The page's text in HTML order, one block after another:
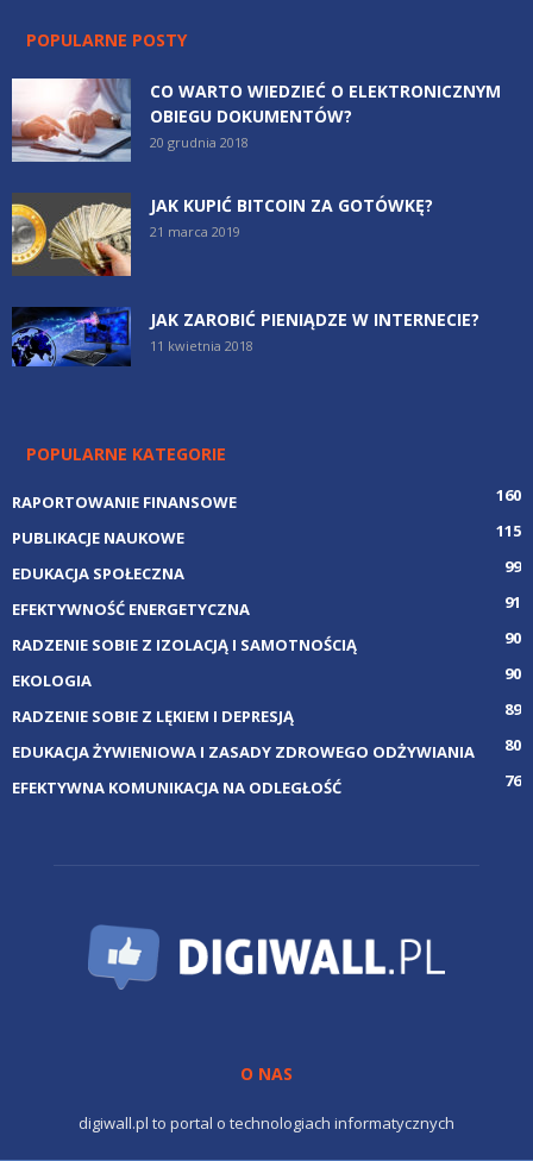
POPULARNE POSTY
CO WARTO WIEDZIEĆ O ELEKTRONICZNYM
OBIEGU DOKUMENTÓW?
20 grudnia 2018
JAK KUPIĆ BITCOIN ZA GOTÓWKĘ?
21 marca 2019
JAK ZAROBIĆ PIENIĄDZE W INTERNECIE?
11 kwietnia 2018
POPULARNE KATEGORIE
RAPORTOWANIE FINANSOWE
160
PUBLIKACJE NAUKOWE
115
EDUKACJA SPOŁECZNA
99
EFEKTYWNOŚĆ ENERGETYCZNA
91
RADZENIE SOBIE Z IZOLACJĄ I SAMOTNOŚCIĄ
90
EKOLOGIA
90
RADZENIE SOBIE Z LĘKIEM I DEPRESJĄ
89
EDUKACJA ŻYWIENIOWA I ZASADY ZDROWEGO ODŻYWIANIA
80
EFEKTYWNA KOMUNIKACJA NA ODLEGŁOŚĆ
76
O NAS
digiwall.pl to portal o technologiach informatycznych